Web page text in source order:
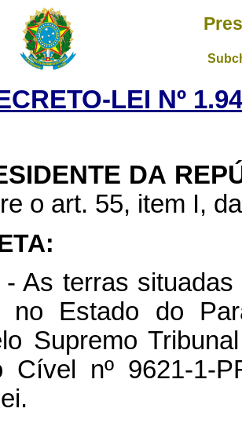
LEI Nº
DA
o art. 55, item I,
- As terras
no Estado do
Supremo
Cível nº 9621-1-